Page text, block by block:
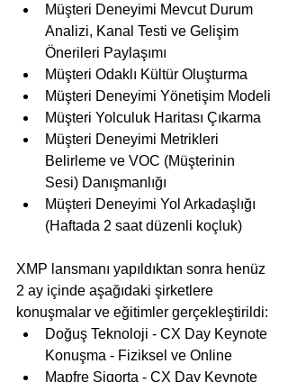
Müşteri Deneyimi Mevcut Durum
Analizi, Kanal Testi ve Gelişim
Önerileri Paylaşımı
Müşteri Odaklı Kültür Oluşturma
Müşteri Deneyimi Yönetişim Modeli
Müşteri Yolculuk Haritası Çıkarma
Müşteri Deneyimi Metrikleri
Belirleme ve VOC (Müşterinin
Sesi) Danışmanlığı
Müşteri Deneyimi Yol Arkadaşlığı
(Haftada 2 saat düzenli koçluk)
XMP lansmanı yapıldıktan sonra henüz
2 ay içinde aşağıdaki şirketlere
konuşmalar ve eğitimler gerçekleştirildi:
Doğuş Teknoloji - CX Day Keynote
Konuşma - Fiziksel ve Online
Mapfre Sigorta - CX Day Keynote